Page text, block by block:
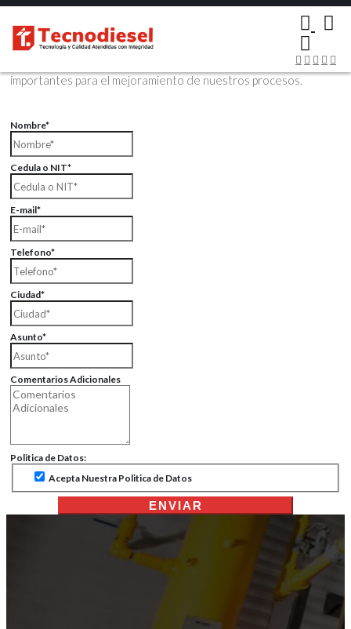
Contáctenos Vía Email
Envíenos sus datos con sus comentarios, sus opiniones son muy
importantes para el mejoramiento de nuestros procesos.
Nombre*
Cedula o NIT*
E-mail*
Telefono*
Ciudad*
Asunto*
Comentarios Adicionales
Politica de Datos:
Acepta Nuestra Politica de Datos
ENVIAR